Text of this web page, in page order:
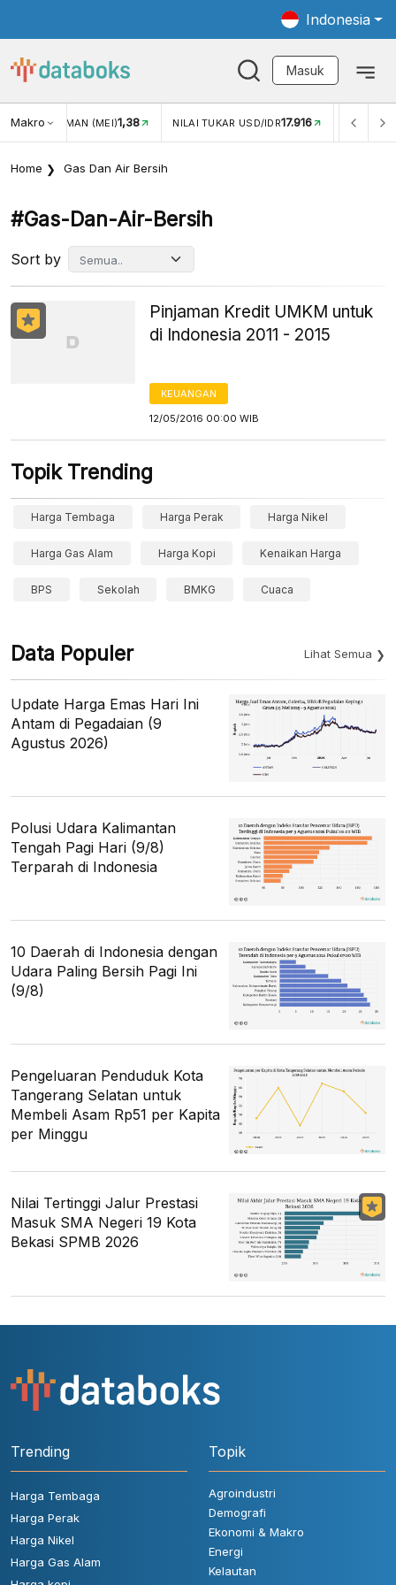
Indonesia
Masuk
MakroWISMAN (MEI)1,38 NILAI TUKAR USD/IDR17.916 INFLASI
Home Gas Dan Air Bersih
#gas-Dan-Air-Bersih
Sort by
Pinjaman Kredit UMKM untuk
di Indonesia 2011 - 2015
KEUANGAN
12/05/2016 00:00 WIB
Topik Trending
Harga Tembaga Harga Perak Harga Nikel
Harga Gas Alam Harga Kopi Kenaikan Harga
BPS Sekolah BMKG Cuaca
Data Populer Lihat Semua
Update Harga Emas Hari Ini
Antam di Pegadaian (9
Agustus 2026)
Polusi Udara Kalimantan
Tengah Pagi Hari (9/8)
Terparah di Indonesia
10 Daerah di Indonesia dengan
Udara Paling Bersih Pagi Ini
(9/8)
Pengeluaran Penduduk Kota
Tangerang Selatan untuk
Membeli Asam Rp51 per Kapita
per Minggu
Nilai Tertinggi Jalur Prestasi
Masuk SMA Negeri 19 Kota
Bekasi SPMB 2026
Trending
Harga Tembaga
Harga Perak
Harga Nikel
Harga Gas Alam
Topik
Agroindustri
Demografi
Ekonomi & Makro
Energi
Kelautan